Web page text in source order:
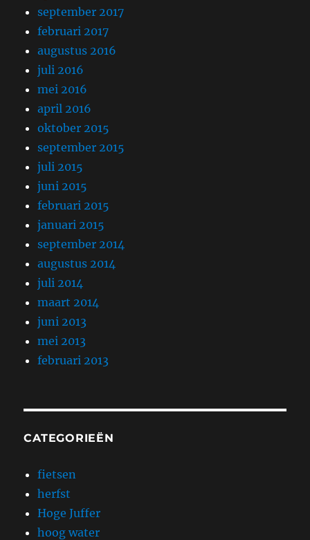
september 2017
februari 2017
augustus 2016
juli 2016
mei 2016
april 2016
oktober 2015
september 2015
juli 2015
juni 2015
februari 2015
januari 2015
september 2014
augustus 2014
juli 2014
maart 2014
juni 2013
mei 2013
februari 2013
CATEGORIEËN
fietsen
herfst
Hoge Juffer
hoog water